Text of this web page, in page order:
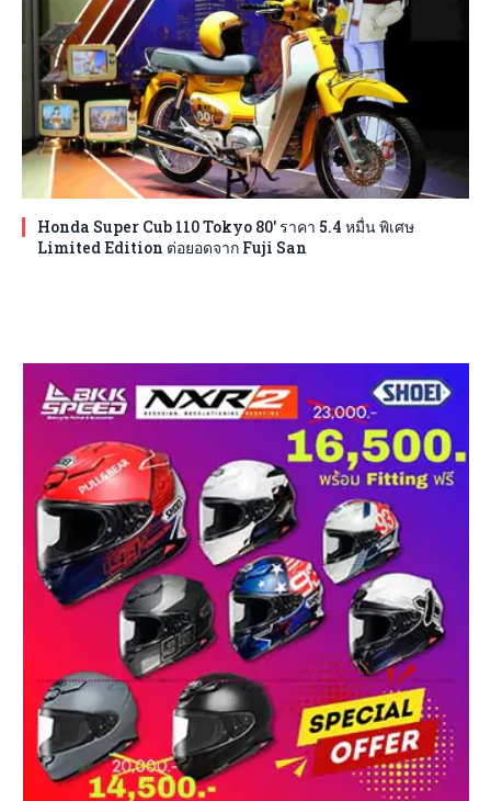
Honda Super Cub 110 Tokyo 80′ ราคา 5.4 หมื่น พิเศษ
Limited Edition ต่อยอดจาก Fuji San